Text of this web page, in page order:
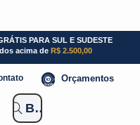
PARA SUL E SUDESTE
acima de R$ 2.500,00
Orçamentos
Buscar Brindes